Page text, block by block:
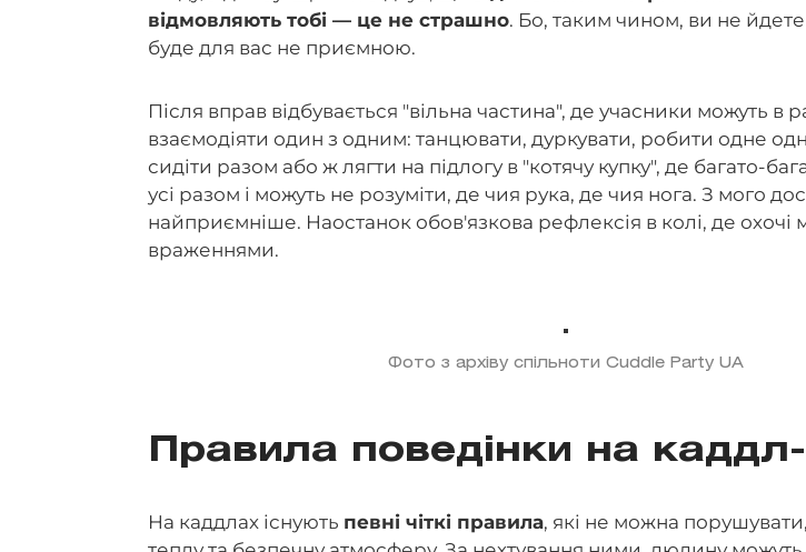
відмовляють тобі — це не страшно. Бо, таким чином, ви не
буде для вас не приємною.
Після вправ відбувається "вільна частина", де учасники можуть в
взаємодіяти один з одним: танцювати, дуркувати, робити одне
сидіти разом або ж лягти на підлогу в "котячу купку", де багато-
усі разом і можуть не розуміти, де чия рука, де чия нога. З мого
найприємніше. Наостанок обов'язкова рефлексія в колі, де охочі
враженнями.
Фото з архіву спільноти Cuddle Party UA
Правила поведінки на каддл-
На каддлах існують певні чіткі правила, які не можна